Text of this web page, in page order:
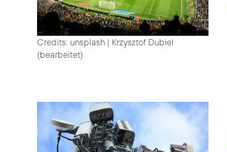
Credits: unsplash | Krzysztof Dubiel
(bearbeitet)